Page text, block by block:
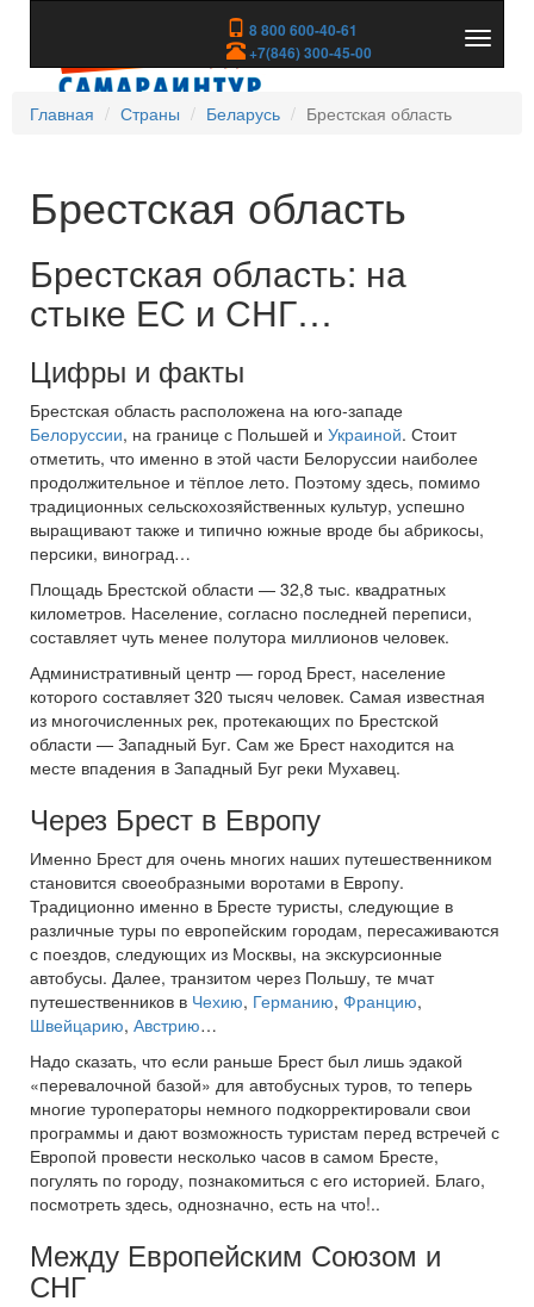
8 800 600-40-61
+7(846) 300-45-00
скрыть
Главная
Страны Беларусь Брестская область
Брестская область
Брестская область: на
стыке ЕС и СНГ…
Цифры и факты
Брестская область расположена на юго-западе
Белоруссии, на границе с Польшей и Украиной. Стоит
отметить, что именно в этой части Белоруссии наиболее
продолжительное и тёплое лето. Поэтому здесь, помимо
традиционных сельскохозяйственных культур, успешно
выращивают также и типично южные вроде бы абрикосы,
персики, виноград…
Площадь Брестской области — 32,8 тыс. квадратных
километров. Население, согласно последней переписи,
составляет чуть менее полутора миллионов человек.
Административный центр — город Брест, население
которого составляет 320 тысяч человек. Самая известная
из многочисленных рек, протекающих по Брестской
области — Западный Буг. Сам же Брест находится на
месте впадения в Западный Буг реки Мухавец.
Через Брест в Европу
Именно Брест для очень многих наших путешественником
становится своеобразными воротами в Европу.
Традиционно именно в Бресте туристы, следующие в
различные туры по европейским городам, пересаживаются
с поездов, следующих из Москвы, на экскурсионные
автобусы. Далее, транзитом через Польшу, те мчат
путешественников в Чехию, Германию, Францию,
Швейцарию, Австрию…
Надо сказать, что если раньше Брест был лишь эдакой
«перевалочной базой» для автобусных туров, то теперь
многие туроператоры немного подкорректировали свои
программы и дают возможность туристам перед встречей с
Европой провести несколько часов в самом Бресте,
погулять по городу, познакомиться с его историей. Благо,
посмотреть здесь, однозначно, есть на что!..
Между Европейским Союзом и
СНГ